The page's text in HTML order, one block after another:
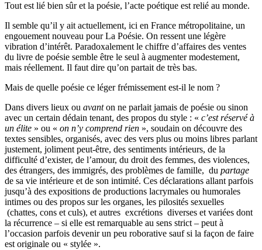
Tout est lié bien sûr et la poésie, l’acte poétique est relié au monde.
Il semble qu’il y ait actuellement, ici en France métropolitaine, un
engouement nouveau pour La Poésie. On ressent une légère
vibration d’intérêt. Paradoxalement le chiffre d’affaires des ventes
du livre de poésie semble être le seul à augmenter modestement,
mais réellement. Il faut dire qu’on partait de très bas.
Mais de quelle poésie ce léger frémissement est-il le nom ?
Dans divers lieux ou avanton ne parlait jamais de poésie ou sinon
avec un certain dédain tenant, des propos du style : « c’est réservé à
un élite » ou « on n’y comprend rien », soudain on découvre des
textes sensibles, organisés, avec des vers plus ou moins libres parlant
justement, joliment peut-être, des sentiments intérieurs, de la
difficulté d’exister, de l’amour, du droit des femmes, des violences,
des étrangers, des immigrés, des problèmes de famille, du partage
de sa vie intérieure et de son intimité. Ces déclarations allant parfois
jusqu’à des expositions de productions lacrymales ou humorales
intimes ou des propos sur les organes, les pilosités sexuelles
(chattes, cons et culs), et autres excrétions diverses et variées dont
la récurrence – si elle est remarquable au sens strict – peut à
l’occasion parfois devenir un peu roborative sauf si la façon de faire
est originale ou « stylée ».